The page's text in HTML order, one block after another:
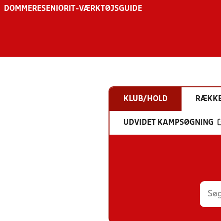
DOMMERESENIOR IT-VÆRKTØJSGUIDE
KLUB/HOLD
UDVIDET KAMPSØGNING